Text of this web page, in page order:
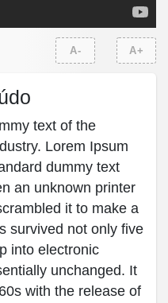
A- A+
text of the
Lorem Ipsum
dummy text
an unknown printer
it to make a
survived not only five
into electronic
unchanged. It
with the release of